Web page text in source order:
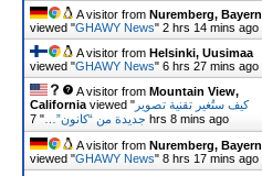
A visitor from Nuremberg, Bayern
viewed "GHAWY News" 2 hrs 14 mins ago
A visitor from Helsinki, Uusimaa
viewed "GHAWY News" 6 hrs 27 mins ago
A visitor from Mountain View,
California viewed " كيف ستُغير تقنية تصوير
جديدة من “كانون”… "
7 hrs 8 mins ago
A visitor from Nuremberg, Bayern
viewed "GHAWY News" 8 hrs 17 mins ago